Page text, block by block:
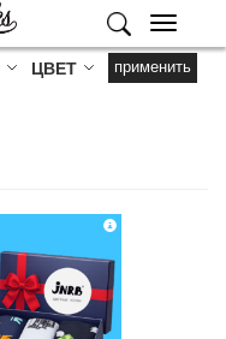
Меню
ЦВЕТ применить